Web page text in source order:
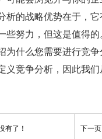
析的战略优势在于，
些努力，但这是值得的
为什么您需要进行竞争
义竞争分析，因此我们
有了！ 下一页